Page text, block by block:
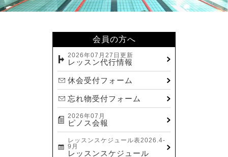
2024.03(16)
会員の方へ
2026年07月27日更新
レッスン代行情報
休会受付フォーム
忘れ物受付フォーム
2026年07月
ピノス会報
レッスンスケジュール表2026.4-
9月
レッスンスケジュール